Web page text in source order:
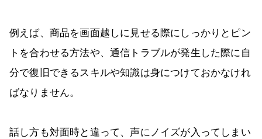
例えば、商品を画面越しに見せる際にしっかりとピン
トを合わせる方法や、通信トラブルが発生した際に自
分で復旧できるスキルや知識は身につけておかなけれ
ばなりません。
話し方も対面時と違って、声にノイズが入ってしまい